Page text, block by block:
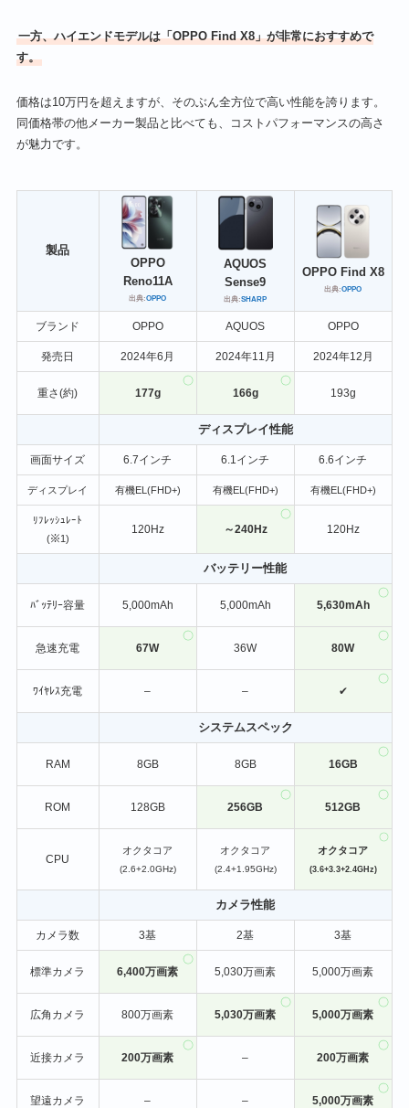
一方、ハイエンドモデルは「OPPO Find X8」が非常におすすめで
す。
価格は10万円を超えますが、そのぶん全方位で高い性能を誇ります。
同価格帯の他メーカー製品と比べても、コストパフォーマンスの高さ
が魅力です。
製品
OPPO
Reno11A
出典:OPPO
AQUOS
Sense9
出典:SHARP
OPPO Find X8
出典:OPPO
ブランド OPPO AQUOS OPPO
発売日 2024年6月 2024年11月 2024年12月
重さ(約) 177g 166g 193g
ディスプレイ性能
画面サイズ 6.7インチ 6.1インチ 6.6インチ
ディスプレイ 有機EL(FHD+) 有機EL(FHD+) 有機EL(FHD+)
ﾘﾌﾚｯｼｭﾚｰﾄ
(※1)
120Hz ～240Hz 120Hz
バッテリー性能
ﾊﾞｯﾃﾘｰ容量 5,000mAh 5,000mAh 5,630mAh
急速充電 67W 36W 80W
ﾜｲﾔﾚｽ充電 – – ✔
システムスペック
RAM 8GB 8GB 16GB
ROM 128GB 256GB 512GB
CPU
オクタコア
(2.6+2.0GHz)
オクタコア
(2.4+1.95GHz)
オクタコア
(3.6+3.3+2.4GHz)
カメラ性能
カメラ数 3基 2基 3基
標準カメラ 6,400万画素 5,030万画素 5,000万画素
広角カメラ 800万画素 5,030万画素 5,000万画素
近接カメラ 200万画素 – 200万画素
望遠カメラ – – 5,000万画素